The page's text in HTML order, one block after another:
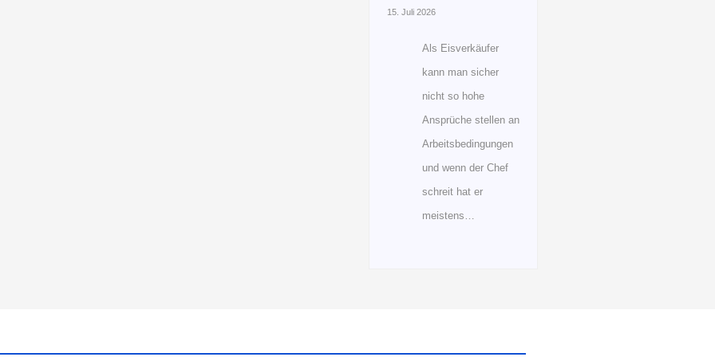
15. Juli 2026
Als Eisverkäufer
kann man sicher
nicht so hohe
Ansprüche stellen an
Arbeitsbedingungen
und wenn der Chef
schreit hat er
meistens…